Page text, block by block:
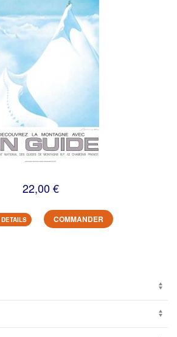
22,00 €
COMMANDER